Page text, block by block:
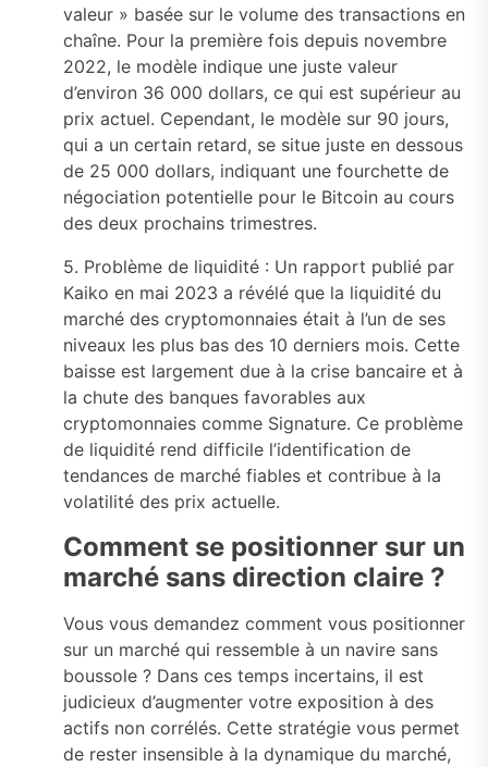
valeur » basée sur le volume des transactions en
chaîne. Pour la première fois depuis novembre
2022, le modèle indique une juste valeur
d’environ 36 000 dollars, ce qui est supérieur au
prix actuel. Cependant, le modèle sur 90 jours,
qui a un certain retard, se situe juste en dessous
de 25 000 dollars, indiquant une fourchette de
négociation potentielle pour le Bitcoin au cours
des deux prochains trimestres.
5. Problème de liquidité : Un rapport publié par
Kaiko en mai 2023 a révélé que la liquidité du
marché des cryptomonnaies était à l’un de ses
niveaux les plus bas des 10 derniers mois. Cette
baisse est largement due à la crise bancaire et à
la chute des banques favorables aux
cryptomonnaies comme Signature. Ce problème
de liquidité rend difficile l’identification de
tendances de marché fiables et contribue à la
volatilité des prix actuelle.
Comment se positionner sur un
marché sans direction claire ?
Vous vous demandez comment vous positionner
sur un marché qui ressemble à un navire sans
boussole ? Dans ces temps incertains, il est
judicieux d’augmenter votre exposition à des
actifs non corrélés. Cette stratégie vous permet
de rester insensible à la dynamique du marché,